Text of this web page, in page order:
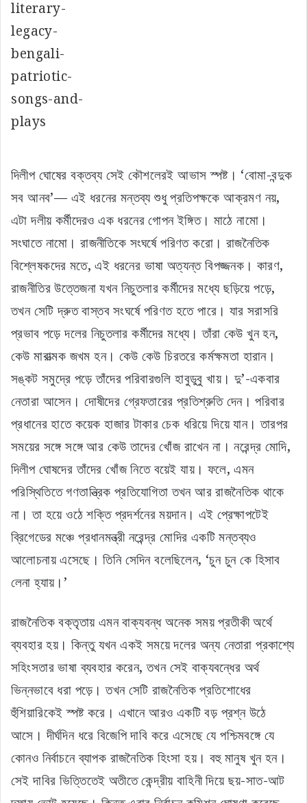
দিলীপ ঘোষের বক্তব্য সেই কৌশলেরই আভাস স্পষ্ট। ‘বোমা-বন্দুক
সব আনব’— এই ধরনের মন্তব্য শুধু প্রতিপক্ষকে আক্রমণ নয়,
এটা দলীয় কর্মীদেরও এক ধরনের গোপন ইঙ্গিত। মাঠে নামো।
সংঘাতে নামো। রাজনীতিকে সংঘর্ষে পরিণত করো। রাজনৈতিক
বিশ্লেষকদের মতে, এই ধরনের ভাষা অত্যন্ত বিপজ্জনক। কারণ,
রাজনীতির উত্তেজনা যখন নিচুতলার কর্মীদের মধ্যে ছড়িয়ে পড়ে,
তখন সেটি দ্রুত বাস্তব সংঘর্ষে পরিণত হতে পারে। যার সরাসরি
প্রভাব পড়ে দলের নিচুতলার কর্মীদের মধ্যে। তাঁরা কেউ খুন হন,
কেউ মারাত্মক জখম হন। কেউ কেউ চিরতরে কর্মক্ষমতা হারান।
সঙ্কট সমুদ্রে পড়ে তাঁদের পরিবারগুলি হাবুডুবু খায়। দু’-একবার
নেতারা আসেন। দোষীদের গ্রেফতারের প্রতিশ্রুতি দেন। পরিবার
প্রধানের হাতে কয়েক হাজার টাকার চেক ধরিয়ে দিয়ে যান। তারপর
সময়ের সঙ্গে সঙ্গে আর কেউ তাদের খোঁজ রাখেন না। নরেন্দ্র মোদি,
দিলীপ ঘোষদের তাঁদের খোঁজ নিতে বয়েই যায়। ফলে, এমন
পরিস্থিতিতে গণতান্ত্রিক প্রতিযোগিতা তখন আর রাজনৈতিক থাকে
না। তা হয়ে ওঠে শক্তি প্রদর্শনের ময়দান। এই প্রেক্ষাপটেই
ব্রিগেডের মঞ্চে প্রধানমন্ত্রী নরেন্দ্র মোদির একটি মন্তব্যও
আলোচনায় এসেছে। তিনি সেদিন বলেছিলেন, ‘চুন চুন কে হিসাব
লেনা হ্যায়।’
রাজনৈতিক বক্তৃতায় এমন বাক্যবন্ধ অনেক সময় প্রতীকী অর্থে
ব্যবহার হয়। কিন্তু যখন একই সময়ে দলের অন্য নেতারা প্রকাশ্যে
সহিংসতার ভাষা ব্যবহার করেন, তখন সেই বাক্যবন্ধের অর্থ
ভিন্নভাবে ধরা পড়ে। তখন সেটি রাজনৈতিক প্রতিশোধের
হুঁশিয়ারিকেই স্পষ্ট করে। এখানে আরও একটি বড় প্রশ্ন উঠে
আসে। দীর্ঘদিন ধরে বিজেপি দাবি করে এসেছে যে পশ্চিমবঙ্গে যে
কোনও নির্বাচনে ব্যাপক রাজনৈতিক হিংসা হয়। বহু মানুষ খুন হন।
সেই দাবির ভিত্তিতেই অতীতে কেন্দ্রীয় বাহিনী দিয়ে ছয়-সাত-আট